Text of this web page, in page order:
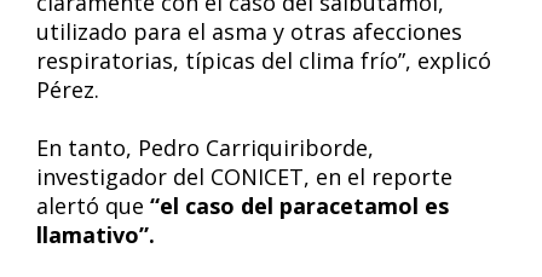
utilizado para el asma y otras afecciones
respiratorias, típicas del clima frío”, explicó
Pérez.
En tanto, Pedro Carriquiriborde,
investigador del CONICET, en el reporte
alertó que “el caso del paracetamol es
llamativo”.